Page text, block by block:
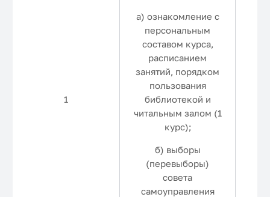
1
а) ознакомление с
персональным
составом курса,
расписанием
занятий, порядком
пользования
библиотекой и
читальным залом (1
курс);
б) выборы
(перевыборы)
совета
самоуправления